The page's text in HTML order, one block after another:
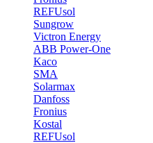
REFUsol
Sungrow
Victron Energy
ABB Power-One
Kaco
SMA
Solarmax
Danfoss
Fronius
Kostal
REFUsol